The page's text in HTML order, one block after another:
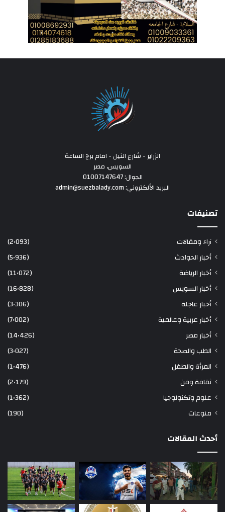
الزراير - شارع النيل - امام برج الساعة
السويس، مصر
الجوال: 01007147647
البريد الألكتروني: admin@suezbalady.com
تصنيفات
آراء ومقالات
(2٬093)
أخبار الحوادث
(5٬936)
أخبار الرياضة
(11٬072)
أخبار السويس
(16٬828)
أخبار عاجلة
(3٬306)
أخبار عربية وعالمية
(7٬002)
أخبار مصر
(14٬426)
الطب والصحة
(3٬027)
المرأة والطفل
(1٬476)
ثقافة وفن
(2٬179)
علوم وتكنولوجيا
(1٬362)
منوعات
(190)
أحدث المقالات